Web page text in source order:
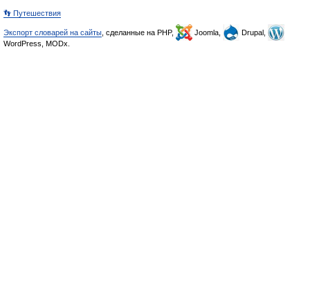
👣 Путешествия
Экспорт словарей на сайты , сделанные на PHP, Joomla,
Drupal,
WordPress, MODx.